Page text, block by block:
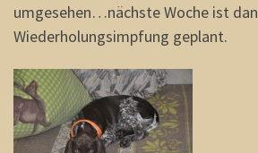
umgesehen…nächste Woche ist
Wiederholungsimpfung geplant.